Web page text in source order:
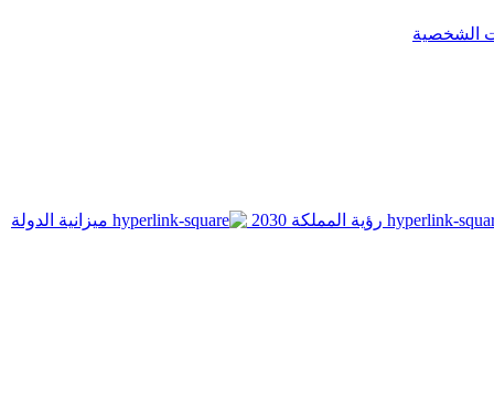
الشخصية
رؤية المملكة 2030 ميزانية الدولة